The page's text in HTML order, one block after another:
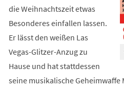
die Weihnachtszeit etwas
Besonderes einfallen lassen.
Er lässt den weißen Las
Vegas-Glitzer-Anzug zu
Hause und hat stattdessen
seine musikalische